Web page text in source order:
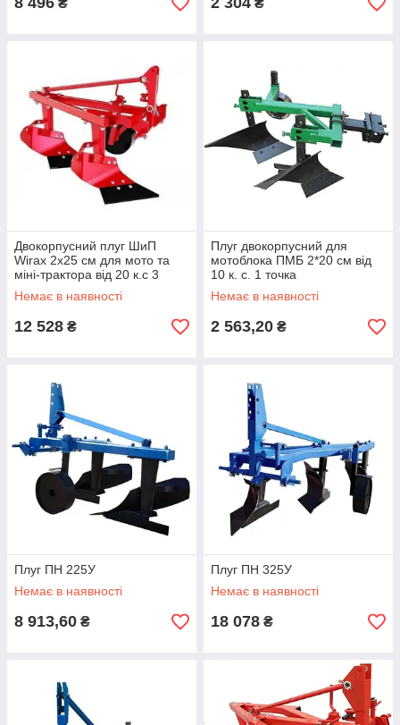
₴ ₴
Двокорпусний плуг ШиП
Wirax 2x25 см для мото та
міні-трактора від 20 к.с 3
точки
Немає в наявності
12 528 ₴
Плуг двокорпусний для
мотоблока ПМБ 2*20 см від
10 к. с. 1 точка
Немає в наявності
2 563,20 ₴
Плуг ПН 225У
Немає в наявності
8 913,60 ₴
Плуг ПН 325У
Немає в наявності
18 078 ₴